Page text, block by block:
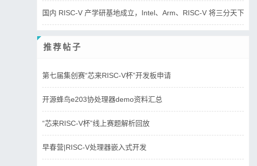
国内 RISC-V 产学研基地成立，Intel、Arm、RISC-V 将三分天下？
推荐帖子
第七届集创赛“芯来RISC-V杯”开发板申请
开源蜂鸟e203协处理器demo资料汇总
“芯来RISC-V杯”线上赛题解析回放
早春营|RISC-V处理器嵌入式开发